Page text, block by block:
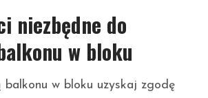
niezbędne do
w bloku
balkonu w bloku uzyskaj zgodę